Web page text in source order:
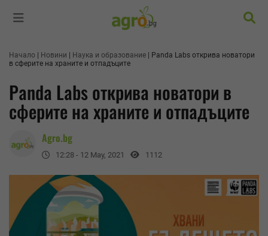
Начало Новини Наука и образование
Panda Labs открива новатори
в сферите на храните и отпадъците
Panda Labs открива новатори в
сферите на храните и отпадъците
Agro.bg
12:28 - 12 May, 2021 1112